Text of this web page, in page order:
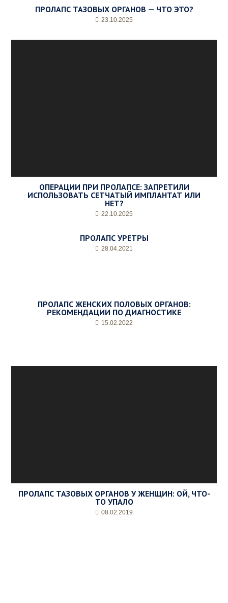
ПРОЛАПС ТАЗОВЫХ ОРГАНОВ — ЧТО ЭТО?
23.10.2025
ОПЕРАЦИИ ПРИ ПРОЛАПСЕ: ЗАПРЕТИЛИ
ИСПОЛЬЗОВАТЬ СЕТЧАТЫЙ ИМПЛАНТАТ ИЛИ
НЕТ?
22.10.2025
ПРОЛАПС УРЕТРЫ
28.04.2021
ПРОЛАПС ЖЕНСКИХ ПОЛОВЫХ ОРГАНОВ:
РЕКОМЕНДАЦИИ ПО ДИАГНОСТИКЕ
15.02.2022
ПРОЛАПС ТАЗОВЫХ ОРГАНОВ У ЖЕНЩИН: ОЙ, ЧТО-
ТО УПАЛО
08.02.2019